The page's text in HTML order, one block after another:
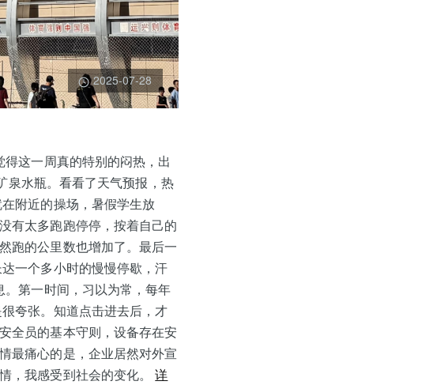
2025-07-28
这一周真的特别的闷热，出
泉水瓶。看看了天气预报，热
附近的操场，暑假学生放
有太多跑跑停停，按着自己的
跑的公里数也增加了。最后一
一个多小时的慢慢停歇，汗
第一时间，习以为常，每年
夸张。知道点击进去后，才
全员的基本守则，设备存在安
最痛心的是，企业居然对外宣
，我感受到社会的变化。详